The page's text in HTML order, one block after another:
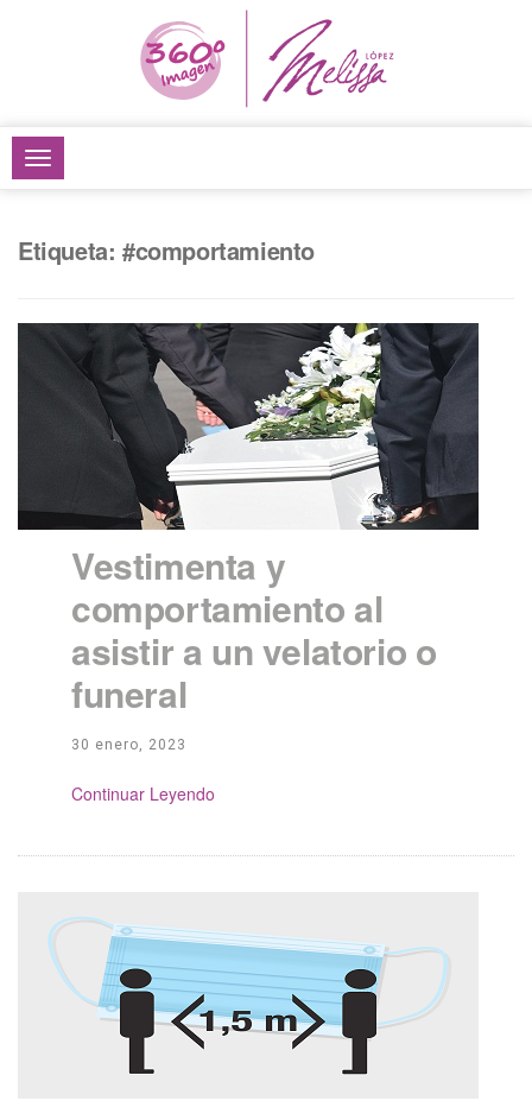
TOGGLE
NAVIGATION
Etiqueta: #comportamiento
Vestimenta y
comportamiento al
asistir a un velatorio o
funeral
30 enero, 2023
Continue Reading